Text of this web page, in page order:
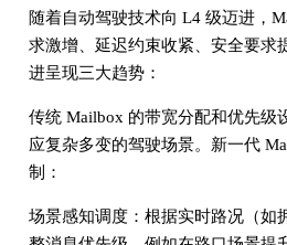
随着自动驾驶技术向 L4 级迈进，
求激增、延迟约束收紧、安全要求
进呈现三大趋势：
传统 Mailbox 的带宽分配和优先级
应复杂多变的驾驶场景。新一代
制：
场景感知调度：根据实时路况（如